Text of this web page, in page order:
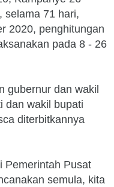
selama 71 hari,
2020, penghitungan
pada 8 - 26
gubernur dan wakil
dan wakil bupati
diterbitkannya
Pemerintah Pusat
semula, kita